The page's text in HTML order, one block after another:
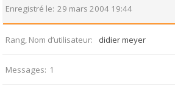
Enregistré le 29 mars 2004 19:44
Rang, Nom d’utilisateur didier meyer
Messages 1